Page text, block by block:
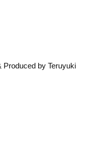
by Teruyuki